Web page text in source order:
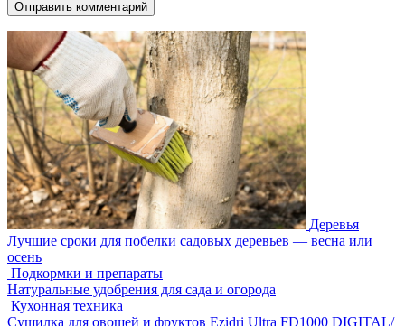
Деревья
Лучшие сроки для побелки садовых деревьев — весна или
осень
Подкормки и препараты
Натуральные удобрения для сада и огорода
Кухонная техника
Сушилка для овощей и фруктов Ezidri Ultra FD1000 DIGITAL/